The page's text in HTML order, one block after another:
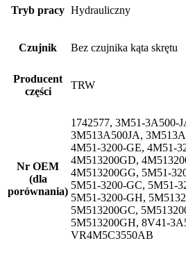
Tryb pracy Hydrauliczny
Czujnik Bez czujnika kąta skrętu
Producent
części
TRW
Nr OEM
(dla
porównania)
1742577, 3M51-3A500-
3M513A500JA,
4M51-3200-GE, 4M51-
4M513200GD,
4M513200GG, 5M51-
5M51-3200-GC, 5M51-
5M51-3200-GH,
5M513200GC,
5M513200GH, 8V41-
VR4M5C3550AB